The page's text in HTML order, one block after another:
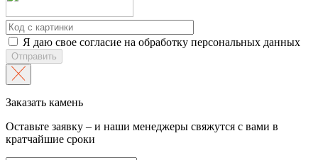
Я даю свое согласие на обработку персональных данных
Отправить
Заказать камень
Оставьте заявку – и наши менеджеры свяжутся с вами в
кратчайшие сроки